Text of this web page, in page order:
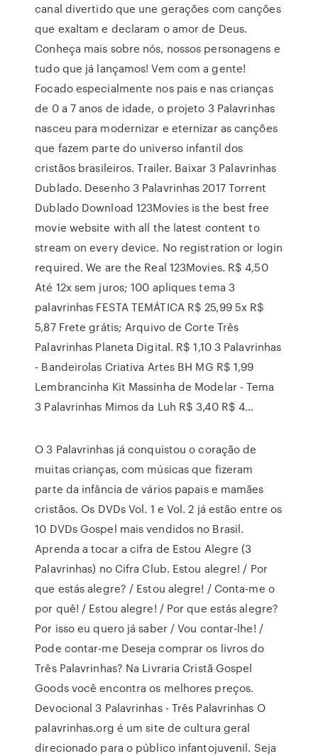
canal divertido que une gerações com canções
que exaltam e declaram o amor de Deus.
Conheça mais sobre nós, nossos personagens e
tudo que já lançamos! Vem com a gente!
Focado especialmente nos pais e nas crianças
de 0 a 7 anos de idade, o projeto 3 Palavrinhas
nasceu para modernizar e eternizar as canções
que fazem parte do universo infantil dos
cristãos brasileiros. Trailer. Baixar 3 Palavrinhas
Dublado. Desenho 3 Palavrinhas 2017 Torrent
Dublado Download 123Movies is the best free
movie website with all the latest content to
stream on every device. No registration or login
required. We are the Real 123Movies. R$ 4,50
Até 12x sem juros; 100 apliques tema 3
palavrinhas FESTA TEMÁTICA R$ 25,99 5x R$
5,87 Frete grátis; Arquivo de Corte Três
Palavrinhas Planeta Digital. R$ 1,10 3 Palavrinhas
- Bandeirolas Criativa Artes BH MG R$ 1,99
Lembrancinha Kit Massinha de Modelar - Tema
3 Palavrinhas Mimos da Luh R$ 3,40 R$ 4…
O 3 Palavrinhas já conquistou o coração de
muitas crianças, com músicas que fizeram
parte da infância de vários papais e mamães
cristãos. Os DVDs Vol. 1 e Vol. 2 já estão entre os
10 DVDs Gospel mais vendidos no Brasil.
Aprenda a tocar a cifra de Estou Alegre (3
Palavrinhas) no Cifra Club. Estou alegre! / Por
que estás alegre? / Estou alegre! / Conta-me o
por quê! / Estou alegre! / Por que estás alegre?
Por isso eu quero já saber / Vou contar-lhe! /
Pode contar-me Deseja comprar os livros do
Três Palavrinhas? Na Livraria Cristã Gospel
Goods você encontra os melhores preços.
Devocional 3 Palavrinhas - Três Palavrinhas O
palavrinhas.org é um site de cultura geral
direcionado para o público infantojuvenil. Seja